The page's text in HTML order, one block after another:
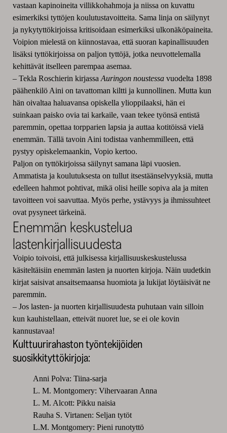
vastaan kapinoineita villikkohahmoja ja niissa on kuvattu
esimerkiksi tyttöjen koulutustavoitteita. Sama linja on säilynyt
ja nykytyttökirjoissa kritisoidaan esimerkiksi ulkonäköpaineita.
Voipion mielestä on kiinnostavaa, että suoran kapinallisuuden
lisäksi tyttökirjoissa on paljon tyttöjä, jotka neuvottelemalla
kehittävät itselleen parempaa asemaa.
– Tekla Roschierin kirjassa Auringon noustessavuodelta 1898
päähenkilö Aini on tavattoman kiltti ja kunnollinen. Mutta kun
hän oivaltaa haluavansa opiskella ylioppilaaksi, hän ei
suinkaan paisko ovia tai karkaile, vaan tekee työnsä entistä
paremmin, opettaa torpparien lapsia ja auttaa kotitöissä vielä
enemmän. Tällä tavoin Aini todistaa vanhemmilleen, että
pystyy opiskelemaankin, Vopio kertoo.
Paljon on tyttökirjoissa säilynyt samana läpi vuosien.
Ammatista ja koulutuksesta on tullut itsestäänselvyyksiä, mutta
edelleen hahmot pohtivat, mikä olisi heille sopiva ala ja miten
tavoitteen voi saavuttaa. Myös perhe, ystävyys ja ihmissuhteet
ovat pysyneet tärkeinä.
Enemmän keskustelua
lastenkirjallisuudesta
Voipio toivoisi, että julkisessa kirjallisuuskeskustelussa
käsiteltäisiin enemmän lasten ja nuorten kirjoja. Näin uudetkin
kirjat saisivat ansaitsemaansa huomiota ja lukijat löytäisivät ne
paremmin.
– Jos lasten- ja nuorten kirjallisuudesta puhutaan vain silloin
kun kauhistellaan, etteivät nuoret lue, se ei ole kovin
kannustavaa!
Kulttuurirahaston työntekijöiden
suosikkityttökirjoja:
Anni Polva: Tiina-sarja
L. M. Montgomery: Vihervaaran Anna
L. M. Alcott: Pikku naisia
Rauha S. Virtanen: Seljan tytöt
L.M. Montgomery: Pieni runotyttö